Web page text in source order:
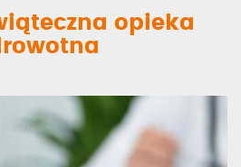
opieka